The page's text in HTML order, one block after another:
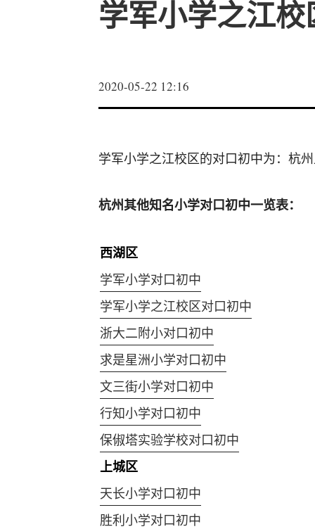
学军小学之江
2020-05-22 12:16
学军小学之江校区的对口初中为：杭
杭州其他知名小学对口初中一览表：
西湖区
学军小学对口初中
学军小学之江校区对口初中
浙大二附小对口初中
求是星洲小学对口初中
文三街小学对口初中
行知小学对口初中
保俶塔实验学校对口初中
上城区
天长小学对口初中
胜利小学对口初中